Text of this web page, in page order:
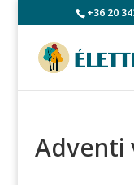
+36 20
Adventi